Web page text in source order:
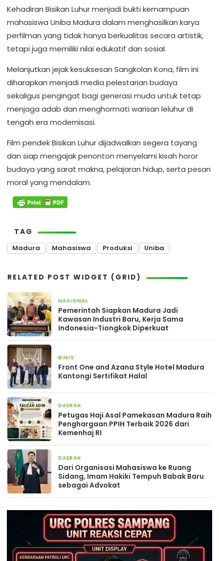
Kehadiran Bisikan Luhur menjadi bukti kemampuan
mahasiswa Uniba Madura dalam menghasilkan karya
perfilman yang tidak hanya berkualitas secara artistik,
tetapi juga memiliki nilai edukatif dan sosial.
Melanjutkan jejak kesuksesan Sangkolan Kona, film ini
diharapkan menjadi media pelestarian budaya
sekaligus pengingat bagi generasi muda untuk tetap
menjaga adab dan menghormati warisan leluhur di
tengah era modernisasi.
Film pendek Bisikan Luhur dijadwalkan segera tayang
dan siap mengajak penonton menyelami kisah horor
budaya yang sarat makna, pelajaran hidup, serta pesan
moral yang mendalam.
TAG
Madura Mahasiswa Produksi Uniba
RELATED POST WIDGET (GRID)
NASIONAL
Pemerintah Siapkan Madura Jadi
Kawasan Industri Baru, Kerja Sama
Indonesia-Tiongkok Diperkuat
BINIS
Front One and Azana Style Hotel Madura
Kantongi Sertifikat Halal
DAERAH
Petugas Haji Asal Pamekasan Madura Raih
Penghargaan PPIH Terbaik 2026 dari
Kemenhaj RI
DAERAH
Dari Organisasi Mahasiswa ke Ruang
Sidang, Imam Hakiki Tempuh Babak Baru
sebagai Advokat